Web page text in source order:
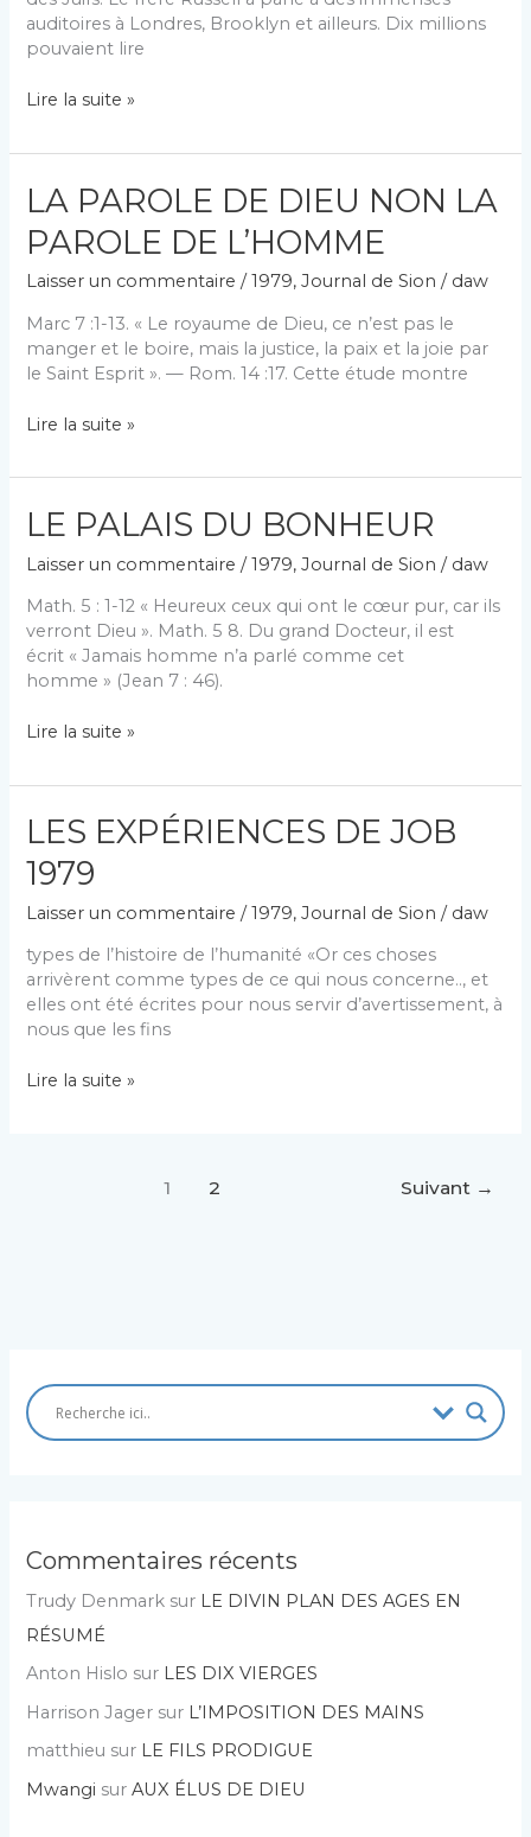
auditoires à Londres, Brooklyn et ailleurs. Dix millions
pouvaient lire
Un
unique
Lire la suite »
LA PAROLE DE DIEU NON LA
PAROLE DE L’HOMME
Laisser un commentaire /1979,Journal de Sion / daw
Marc 7 :1-13. « Le royaume de Dieu, ce n’est pas le
manger et le boire, mais la justice, la paix et la joie par
le Saint Esprit ». — Rom. 14 :17. Cette étude montre
LA
DE
NON
PAROLE
DE
L’HOMME
Lire la suite »
LE PALAIS DU BONHEUR
Laisser un commentaire /1979,Journal de Sion / daw
Math. 5 : 1-12 « Heureux ceux qui ont le cœur pur, car ils
verront Dieu ». Math. 5 8. Du grand Docteur, il est
écrit « Jamais homme n’a parlé comme cet
homme » (Jean 7 : 46).
LE
DU
Lire la suite »
LES EXPÉRIENCES DE JOB
1979
Laisser un commentaire /1979,Journal de Sion / daw
types de l’histoire de l’humanité «Or ces choses
arrivèrent comme types de ce qui nous concerne.., et
elles ont été écrites pour nous servir d’avertissement, à
nous que les fins
LES
Lire la suite »
1 2 Suivant →
Commentaires récents
Trudy Denmark sur LE DIVIN PLAN DES AGES EN
RÉSUMÉ
Anton Hislo sur LES DIX VIERGES
Harrison Jager sur L’IMPOSITION DES MAINS
matthieu sur LE FILS PRODIGUE
Mwangi surAUX ÉLUS DE DIEU